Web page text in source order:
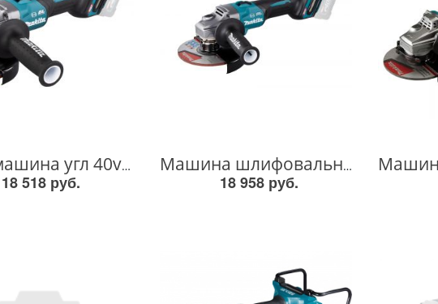
Шлифмашина угл 40v GA005GZ GA005GZ
18 518 руб.
Машина шлифовальная угловая аккум. XGT BL 40В, 150 мм, 8500 об/мин, слайдер GA035GZ GA035GZ
18 958 руб.